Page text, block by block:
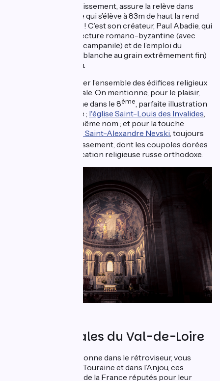
arrondissement, assure la relève dans
l’intervalle. Son dôme qui s’élève à 83m de haut la rend
très visible, et de loin ! C’est son créateur, Paul Abadie, qui
décida de son architecture romano-byzantine (avec
dôme, clochetons et campanile) et de l’emploi du
travertin (une roche blanche au grain extrêmement fin)
pour sa construction.
Impossible d’énumérer l’ensemble des édifices religieux
qui jalonnent la capitale. On mentionne, pour le plaisir,
l’église de la Madeleine dans le 8ème , parfaite illustration
du style néoclassique ; l'église Saint-Louis des Invalides
accolée à l’hôtel du même nom ; et pour la touche
cathédrale Saint-Alexandre Nevski , toujours
arrondissement, dont les coupoles dorées
témoignent de sa vocation religieuse russe orthodoxe.
Les cathédrales du Val-de-Loire
Paris, la Seine et l’Essonne dans le rétroviseur, vous
arrivez en Orléanais, Touraine et dans l’Anjou, ces
territoires du centre de la France réputés pour leur